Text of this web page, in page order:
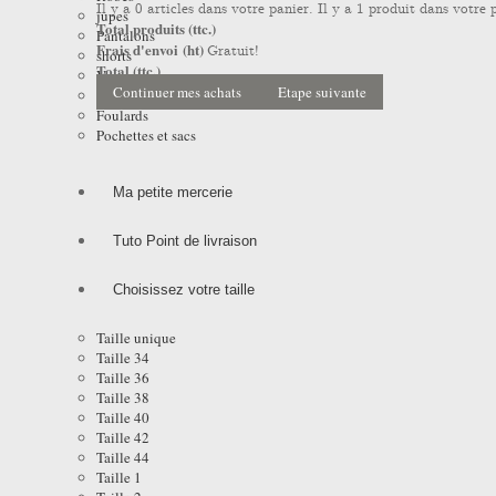
Il y a 0 articles dans votre panier. Il y a 1 produit dans votre
Total produits (ttc.)
Frais d'envoi (ht)Gratuit!
Total (ttc.)
Continuer mes achats Etape suivante
jupes
Pantalons
shorts
Vestes
Manteaux et Impers
Foulards
Pochettes et sacs
Ma petite mercerie
Tuto Point de livraison
Choisissez votre taille
Taille unique
Taille 34
Taille 36
Taille 38
Taille 40
Taille 42
Taille 44
Taille 1